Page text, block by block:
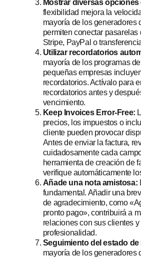
Mostrar diversas opciones
flexibilidad mejora la
mayoría de los generadores
permiten conectar pasarelas
Stripe, PayPal o
Utilizar recordatorios
mayoría de los programas
pequeñas empresas
recordatorios. Actívalo para
recordatorios antes y
vencimiento.
Keep Invoices Error-Free:
precios, los impuestos o
cliente pueden provocar
Antes de enviar la factura,
cuidadosamente cada
herramienta de creación de
verifique automáticamente
Añade una nota amistosa:
fundamental. Añadir una
de agradecimiento, como
pronto pago», contribuirá a
relaciones con sus clientes y
profesionalidad.
Seguimiento del estado de
mayoría de los generadores